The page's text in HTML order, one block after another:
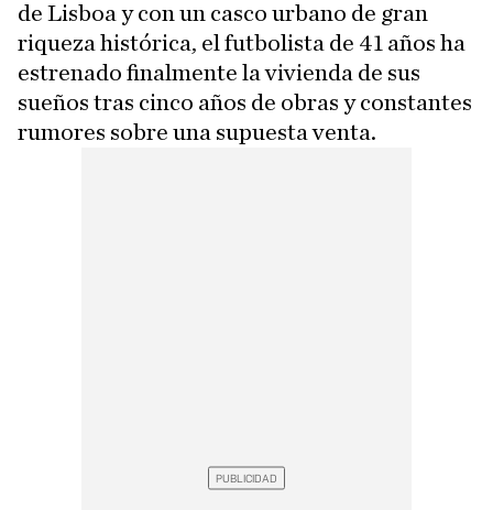
de Lisboa y con un casco urbano de gran
riqueza histórica, el futbolista de 41 años ha
estrenado finalmente la vivienda de sus
sueños tras cinco años de obras y constantes
rumores sobre una supuesta venta.